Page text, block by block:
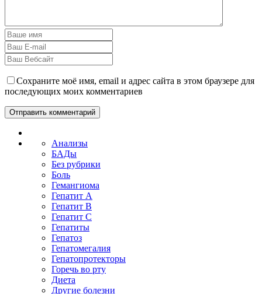
Сохраните моё имя, email и адрес сайта в этом браузере для
последующих моих комментариев
Анализы
БАДы
Без рубрики
Боль
Гемангиома
Гепатит A
Гепатит B
Гепатит C
Гепатиты
Гепатоз
Гепатомегалия
Гепатопротекторы
Горечь во рту
Диета
Другие болезни